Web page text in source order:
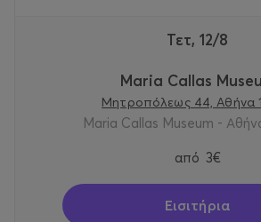
Τετ, 12/8
Maria Callas
Μητροπόλεως 44, Αθήνα
Maria Callas Museum -
από 3€
Εισιτήρια